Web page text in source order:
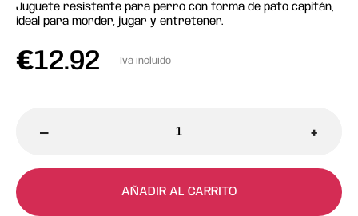
Juguete resistente para perro con forma de pato capitán,
ideal para morder, jugar y entretener.
€12.92 Iva incluido
- +
AÑADIR AL CARRITO